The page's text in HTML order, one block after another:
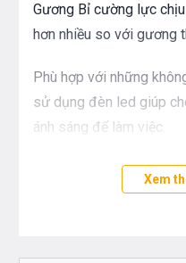
Gương Bỉ cường lực
hơn nhiều so với gương
Phù hợp với những
sử dụng đèn led giúp
ánh sáng để làm việc.
tắm và thiết bị nhà
Xem